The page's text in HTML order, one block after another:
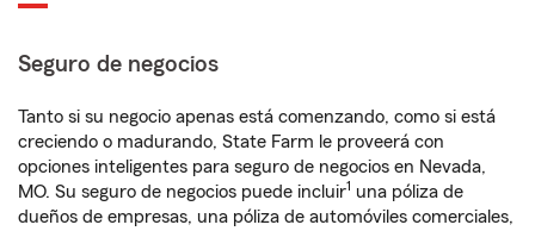
Seguro de negocios
Tanto si su negocio apenas está comenzando, como si está
creciendo o madurando, State Farm le proveerá con
opciones inteligentes para seguro de negocios en Nevada,
MO. Su seguro de negocios puede incluir1 una póliza de
dueños de empresas, una póliza de automóviles comerciales,